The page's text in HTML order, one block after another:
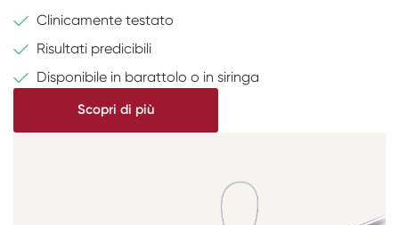
Clinicamente testato
Risultati predicibili
Disponibile in barattolo o in siringa
Scopri di più